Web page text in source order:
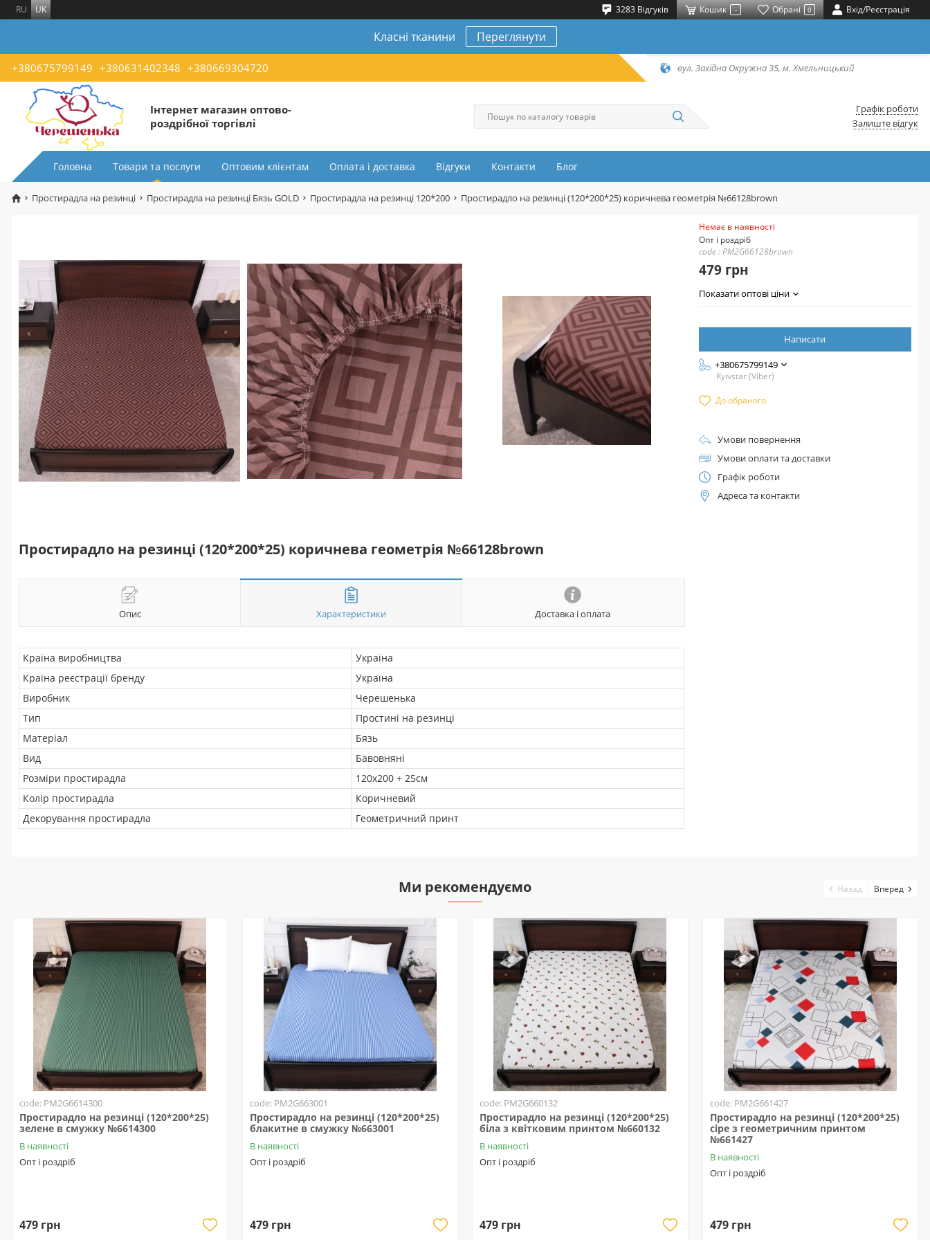
RU UK 3283 Відгуків Кошик - Обрані 0 Вхід/Реєстрація
Класні тканини Переглянути
+380675799149 +380631402348 +380669304720 вул. Західна Окружна 35, м. Хмельницький
Інтернет магазин оптово-
роздрібної торгівлі
Графік роботи
Залиште відгук
Головна Товари та послуги Оптовим клієнтам Оплата і доставка Відгуки Контакти Блог
Простирадла на резинці Простирадла на резинці Бязь GOLD Простирадла на резинці 120*200 Простирадло на резинці (120*200*25) коричнева геометрія №66128brown
Простирадло на резинці (120*200*25) коричнева геометрія №66128brown
Опис Характеристики Доставка і оплата
Країна виробництва
Україна
Країна реєстрації бренду
Україна
Виробник
Черешенька
Тип
Простині на резинці
Матеріал
Бязь
Вид
Бавовняні
Розміри простирадла
120х200 + 25см
Колір простирадла
Коричневий
Декорування простирадла
Геометричний принт
Немає в наявності
Опт і роздріб
code : PM2G66128brown
479 грн
Показати оптові ціни
Написати
+380675799149
Kyivstar (Viber)
До обраного
Умови повернення
Умови оплати та доставки
Графік роботи
Адреса та контакти
Ми рекомендуємо
code: PM2G6614300
Простирадло на резинці (120*200*25)
зелене в смужку №6614300
В наявності
Опт і роздріб
479 грн
code: PM2G663001
Простирадло на резинці (120*200*25)
блакитне в смужку №663001
В наявності
Опт і роздріб
479 грн
code: PM2G660132
Простирадло на резинці (120*200*25)
біла з квітковим принтом №660132
В наявності
Опт і роздріб
479 грн
code: PM2G661427
Простирадло на резинці (120*200*25)
сіре з геометричним принтом
№661427
В наявності
Опт і роздріб
479 грн
Назад Вперед